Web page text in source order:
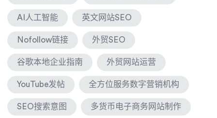
AI人工智能 英文网站SEO
Nofollow链接 外贸SEO
谷歌本地企业指南 外贸网站运营
YouTube发帖 全方位服务数字营销机构
SEO搜索意图 多货币电子商务网站制作